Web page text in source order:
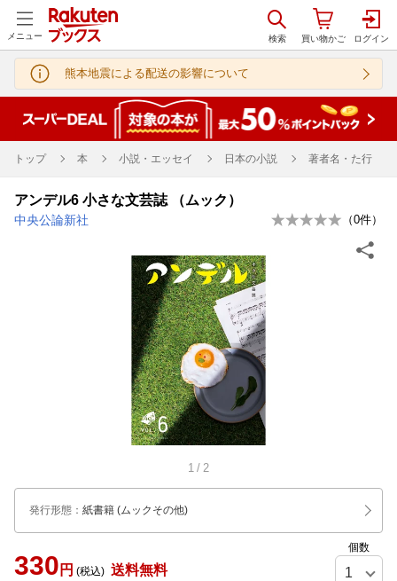
メニュー
熊本地震による配送の影響について
トップ 本 小説・エッセイ 日本の小説 著者名・た行
アンデル6 小さな文芸誌 （ムック）
中央公論新社 （0件）
1 / 2
発行形態 ： 紙書籍 (ムックその他)
330 円 (税込) 送料無料
個数